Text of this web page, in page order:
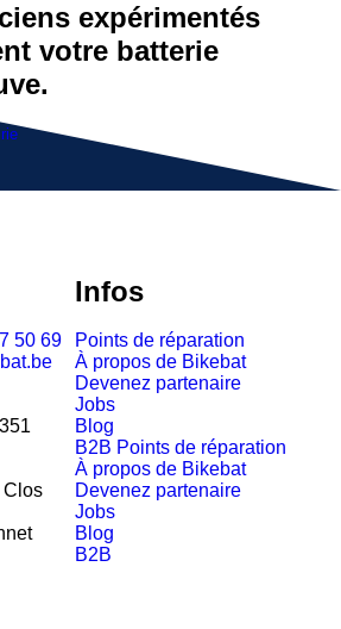
expérimentés
votre batterie
50 69
Clos
Infos
Points de réparation
À propos de Bikebat
Devenez partenaire
Jobs
Blog
B2B Points de réparation
À propos de Bikebat
Devenez partenaire
Jobs
Blog
B2B